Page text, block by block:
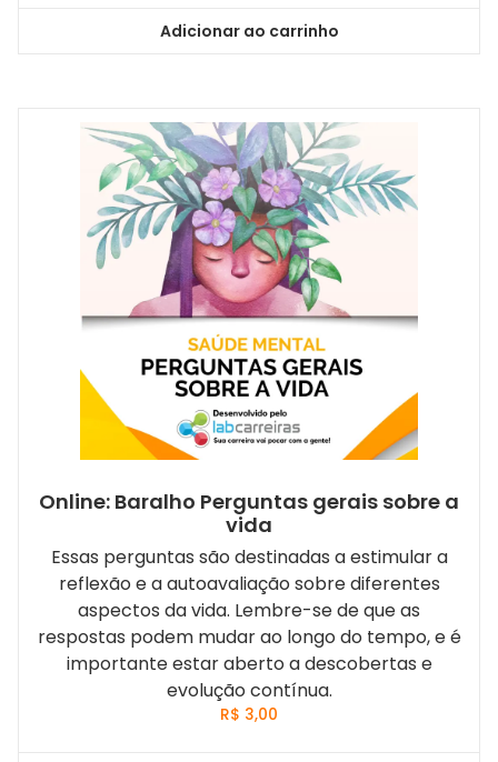
Adicionar ao carrinho
Online: Baralho Perguntas gerais sobre a
vida
Essas perguntas são destinadas a estimular a
reflexão e a autoavaliação sobre diferentes
aspectos da vida. Lembre-se de que as
respostas podem mudar ao longo do tempo, e é
importante estar aberto a descobertas e
evolução contínua.
R$ 3,00